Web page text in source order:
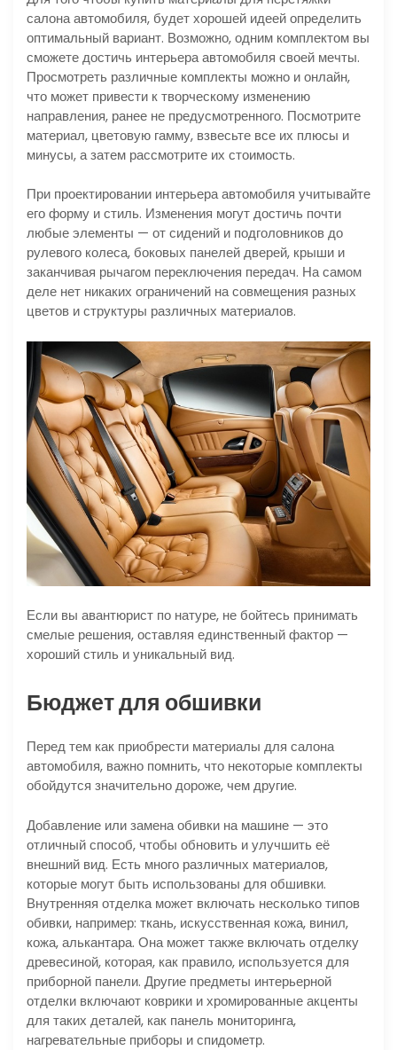
салона автомобиля, будет хорошей идеей определить
оптимальный вариант. Возможно, одним комплектом вы
сможете достичь интерьера автомобиля своей мечты.
Просмотреть различные комплекты можно и онлайн,
что может привести к творческому изменению
направления, ранее не предусмотренного. Посмотрите
материал, цветовую гамму, взвесьте все их плюсы и
минусы, а затем рассмотрите их стоимость.
При проектировании интерьера автомобиля учитывайте
его форму и стиль. Изменения могут достичь почти
любые элементы — от сидений и подголовников до
рулевого колеса, боковых панелей дверей, крыши и
заканчивая рычагом переключения передач. На самом
деле нет никаких ограничений на совмещения разных
цветов и структуры различных материалов.
Если вы авантюрист по натуре, не бойтесь принимать
смелые решения, оставляя единственный фактор —
хороший стиль и уникальный вид.
Бюджет для обшивки
Перед тем как приобрести материалы для салона
автомобиля, важно помнить, что некоторые комплекты
обойдутся значительно дороже, чем другие.
Добавление или замена обивки на машине — это
отличный способ, чтобы обновить и улучшить её
внешний вид. Есть много различных материалов,
которые могут быть использованы для обшивки.
Внутренняя отделка может включать несколько типов
обивки, например: ткань, искусственная кожа, винил,
кожа, алькантара. Она может также включать отделку
древесиной, которая, как правило, используется для
приборной панели. Другие предметы интерьерной
отделки включают коврики и хромированные акценты
для таких деталей, как панель мониторинга,
нагревательные приборы и спидометр.